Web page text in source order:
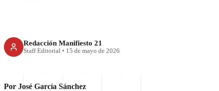
Redacción Manifiesto 21
Staff Editorial • 15 de mayo de 2026
Por José García Sánchez